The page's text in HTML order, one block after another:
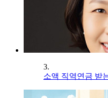
3.
소액 직역연금 받